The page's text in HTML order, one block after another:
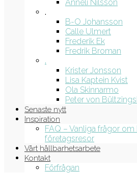
Anneli Nilsson
.
B-O Johansson
Calle Ulmert
Frederik Ek
Fredrik Broman
.
Krister Jonsson
Lisa Kaptein Kvist
Ola Skinnarmo
Peter von
Senaste nytt
Inspiration
FAQ – Vanliga frågor
företagsresor
Vårt hållbarhetsarbete
Kontakt
Förfrågan